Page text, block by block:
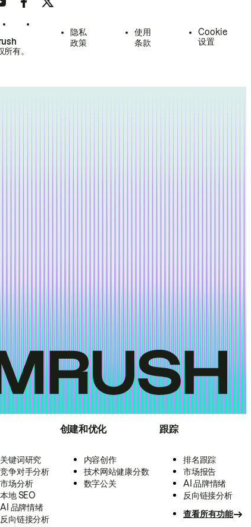
关键词研究
竞争对手分析
市场分析
本地 SEO
AI 品牌情绪
反向链接分析
创建和优化
内容创作
技术网站健康分数
数字公关
跟踪
排名跟踪
市场报告
AI 品牌情绪
反向链接分析
查看所有功能
所有。
隐私
政策
使用
条款
Cookie
设置